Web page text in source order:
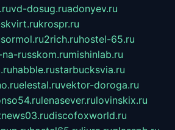
vd-dosug.ruadonyev.ru
krospr.ru
sormol.ru2rich.ruhostel-65.ru
russkom.rumishinlab.ru
habble.rustarbucksvia.ru
elestal.ruvektor-doroga.ru
lenasever.rulovinskix.ru
discofoxworld.ru